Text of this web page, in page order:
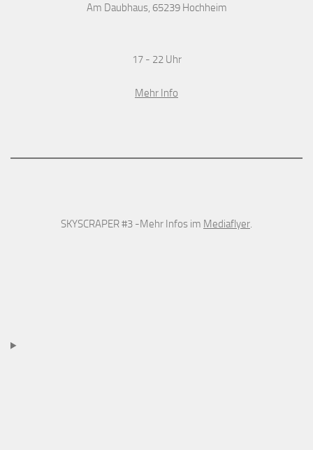
Am Daubhaus, 65239 Hochheim
17 - 22 Uhr
Mehr Info
SKYSCRAPER #3 -Mehr Infos im Mediaflyer.